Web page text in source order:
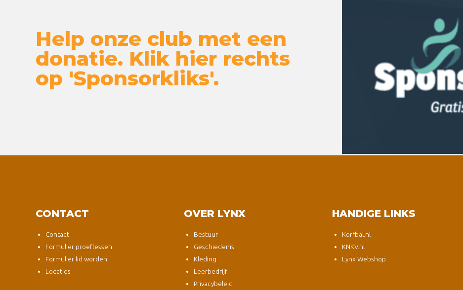
Help onze club met een
donatie. Klik hier rechts
op 'Sponsorkliks'.
CONTACT
Contact
Formulier proeflessen
Formulier lid worden
Locaties
OVER LYNX
Bestuur
Geschiedenis
Kleding
Leerbedrijf
Privacybeleid
HANDIGE LINKS
Korfbal.nl
KNKV.nl
Lynx Webshop